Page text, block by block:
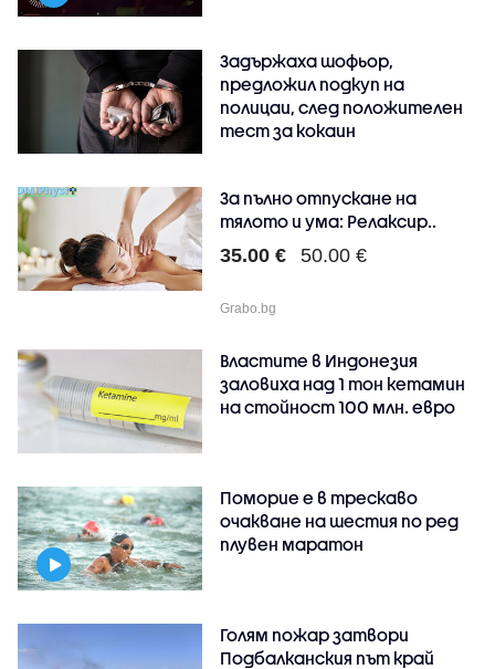
Задържаха шофьор,
предложил подкуп на
полицаи, след положителен
тест за кокаин
За пълно отпускане на
тялото и ума: Релаксир..
35.00 € 50.00 €
Grabo.bg
Властите в Индонезия
заловиха над 1 тон кетамин
на стойност 100 млн. евро
Поморие е в трескаво
очакване на шестия по ред
плувен маратон
Голям пожар затвори
Подбалканския път край